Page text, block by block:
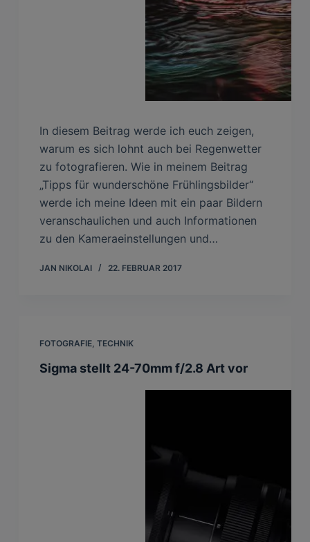
In diesem Beitrag werde ich euch zeigen,
warum es sich lohnt auch bei Regenwetter
zu fotografieren. Wie in meinem Beitrag
„Tipps für wunderschöne Frühlingsbilder“
werde ich meine Ideen mit ein paar Bildern
veranschaulichen und auch Informationen
zu den Kameraeinstellungen und…
JAN NIKOLAI 22. FEBRUAR 2017
FOTOGRAFIE, TECHNIK
Sigma stellt 24-70mm f/2.8 Art vor